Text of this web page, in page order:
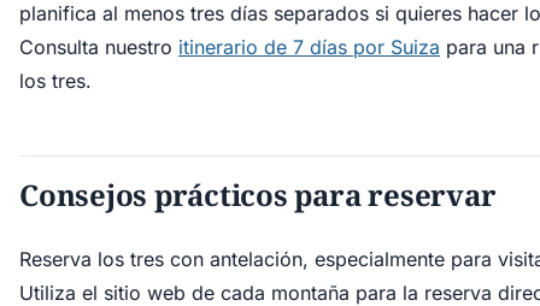
planifica al menos tres días separados si quieres hacer
Consulta nuestro itinerario de 7 días por Suiza para una
los tres.
Consejos prácticos para reservar
Reserva los tres con antelación, especialmente para
Utiliza el sitio web de cada montaña para la reserva